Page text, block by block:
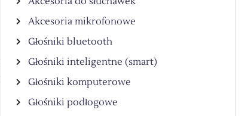
Akcesoria mikrofonowe
Głośniki bluetooth
Głośniki inteligentne (smart)
Głośniki komputerowe
Głośniki podłogowe